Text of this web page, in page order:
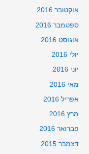
אוקטובר 2016
ספטמבר 2016
אוגוסט 2016
יולי 2016
יוני 2016
מאי 2016
אפריל 2016
מרץ 2016
פברואר 2016
דצמבר 2015